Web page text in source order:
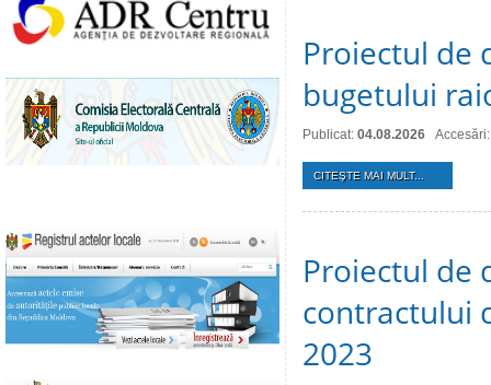
Proiectul de
bugetului
Publicat: 04.08.2026
CITEŞTE MAI MULT...
Proiectul de
contractului
2023